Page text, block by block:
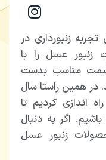
با بیش از 15 سال تجربه زنبورداری در
زنبور عسل را با
قیمت مناسب بدست
در همین راستا سال
راه اندازی کردیم تا
اگر به دنبال
زنبور عسل